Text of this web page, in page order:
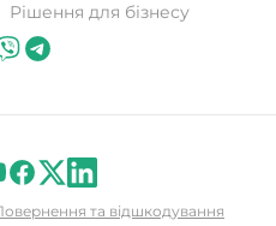
Рішення для бізнесу
та відшкодування